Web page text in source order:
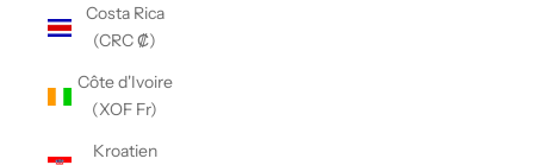
Costa Rica
(CRC ₡)
Côte d'Ivoire
(XOF Fr)
Kroatien